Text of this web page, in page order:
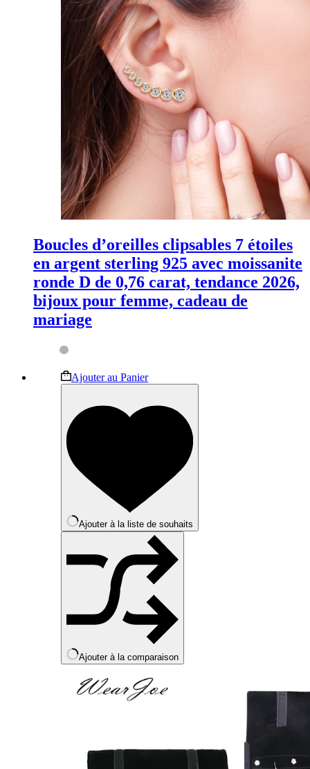
Boucles d’oreilles clipsables 7 étoiles
en argent sterling 925 avec moissanite
ronde D de 0,76 carat, tendance 2026,
bijoux pour femme, cadeau de
mariage
Ajouter au PanierCe
produit
plusieurs
variations.
choisies
sur
page
du
produit
Ajouter à la liste de souhaits
Ajouter à la comparaison